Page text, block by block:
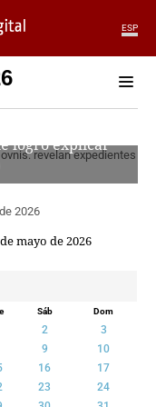
ESP
logró explicar
mayo de 2026
Sáb Dom
2
3
9
10
16
17
23
24